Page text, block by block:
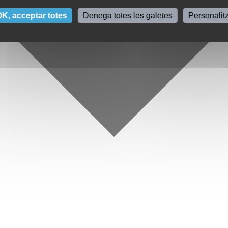
acceptar totes Denega totes les galetes